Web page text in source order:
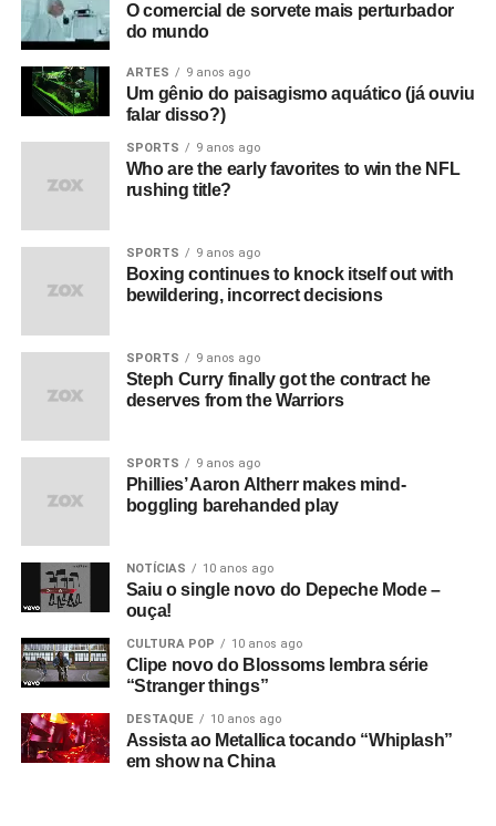
O comercial de sorvete mais perturbador
do mundo
ARTES 9 anos ago
Um gênio do paisagismo aquático (já ouviu
falar disso?)
SPORTS 9 anos ago
Who are the early favorites to win the NFL
rushing title?
SPORTS 9 anos ago
Boxing continues to knock itself out with
bewildering, incorrect decisions
SPORTS 9 anos ago
Steph Curry finally got the contract he
deserves from the Warriors
SPORTS 9 anos ago
Phillies’ Aaron Altherr makes mind-
boggling barehanded play
NOTÍCIAS 10 anos ago
Saiu o single novo do Depeche Mode –
ouça!
CULTURA POP 10 anos ago
Clipe novo do Blossoms lembra série
“Stranger things”
DESTAQUE 10 anos ago
Assista ao Metallica tocando “Whiplash”
em show na China